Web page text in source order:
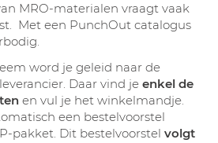
MRO-materialen vraagt vaak
Met een PunchOut catalogus
word je geleid naar de
Daar vind je enkel de
en vul je het winkelmandje.
een bestelvoorstel
pakket. Dit bestelvoorstel volgt